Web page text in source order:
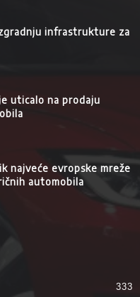
infrastrukture za
uticalo na prodaju
najveće evropske mreže
automobila
333